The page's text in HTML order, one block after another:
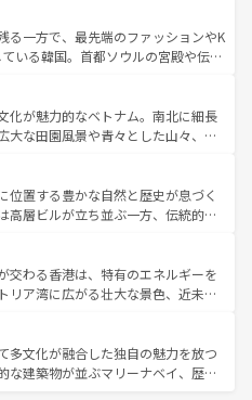
も充実しており、サーフィンやダイ
ど、アウトドア好きにはたまらな
多彩な魅力を存分に味わいつくそ
帯である台湾東部など、都市の喧騒
しており、訪れる人に新しい発見と
る。また、奥深い台湾の食文化も魅
イーツなど、バラエティ豊かな料理
なお、新着の台湾情報は コンテンツ一覧を参
る一方で、最先端のファッションやK
いる韓国。首都ソウルの宮殿や伝統
ば四季折々の自然美を楽しむことが
チや焼肉、絶品のストリートフード
料理が待っている。夜には、韓国な
、韓国の多彩な魅力を心ゆくまで味
わってみてほしい。 なお、新着の韓国情報はコンテンツ一
化が魅力的なベトナム。南北に細長
大な田園風景や青々とした山々、世
が息づく。ハノイの古い町並みやホ
統治時代の建物も、独特の雰囲気を
、バラエティの豊かさとおいしさで
ミー、ベトナムコーヒーなどは、ぜ
どの地域を訪れてもあたたかい人々
るので、きっと忘れられない旅にな
位置する豊かな自然と歴史が息づく
高層ビルが立ち並ぶ一方、伝統的な
。北部ではチェンマイなどの山岳地
南部ではプーケットやクラビの美し
分を楽しむことができる。タイ料理
温暖で、どの季節にも異なる楽しみ
やすいタイの人々、仏教を中心とし
観光資源が、訪れる旅人を魅了し続
交わる香港は、特有のエネルギーを
リア湾に広がる壮大な景色、近未来
動するはず。観光スポットが密集し
ころを回れるのも魅力。息をのむよ
体験まで、香港を存分に楽しみ尽く
多文化が融合した独自の魅力を放つ
な建築物が並ぶマリーナベイ、歴史